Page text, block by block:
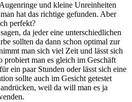
und kleine Unreinheiten
hat das richtige gefunden. Aber
perfekt?
da jeder eine unterschiedlichen
sollten da dann schon optimal zur
man sich viel Zeit und lässt sich
probiert man es gleich im Geschäft
ein paar Stunden oder lässt sich eine
sollte auch im Gesicht getestet
weil da will man es ja